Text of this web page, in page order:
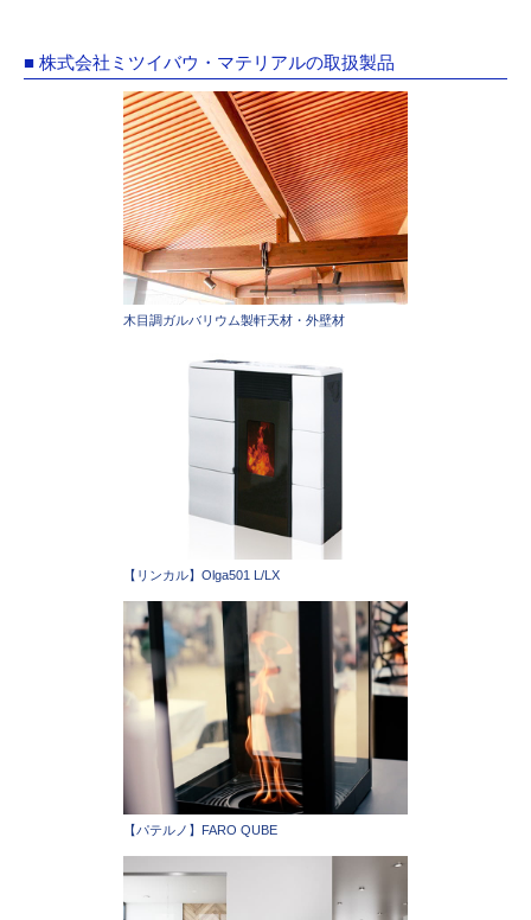
■ 株式会社ミツイバウ・マテリアルの取扱製品
木目調ガルバリウム製軒天材・外壁材
【リンカル】Olga501 L/LX
【パテルノ】FARO QUBE